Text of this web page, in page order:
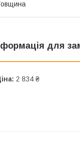
для
2 834 ₴